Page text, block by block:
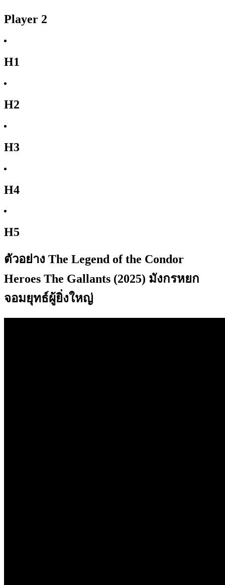
Player 2
H1
H2
H3
H4
H5
ตัวอย่าง The Legend of the Condor
Heroes The Gallants (2025) มังกรหยก
จอมยุทธ์ผู้ยิ่งใหญ่